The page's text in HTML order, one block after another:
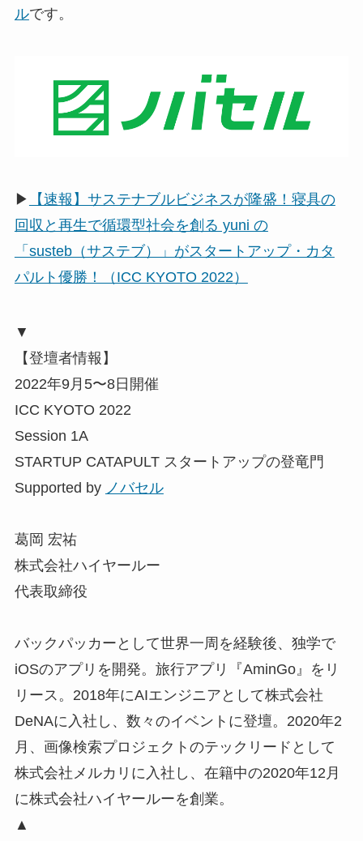
ルです。
▶
【速報】サステナブルビジネスが隆盛！寝具の
回収と再生で循環型社会を創る yuni の
「susteb（サステブ）」がスタートアップ・カタ
パルト優勝！（ICC KYOTO 2022）
▼
【登壇者情報】
2022年9月5〜8日開催
ICC KYOTO 2022
Session 1A
STARTUP CATAPULT スタートアップの登竜門
Supported by ノバセル
葛岡 宏祐
株式会社ハイヤールー
代表取締役
バックパッカーとして世界一周を経験後、独学で
iOSのアプリを開発。旅行アプリ『AminGo』をリ
リース。2018年にAIエンジニアとして株式会社
DeNAに入社し、数々のイベントに登壇。2020年2
月、画像検索プロジェクトのテックリードとして
株式会社メルカリに入社し、在籍中の2020年12月
に株式会社ハイヤールーを創業。
▲